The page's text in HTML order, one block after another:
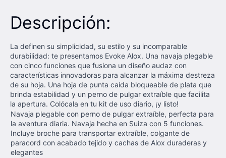
Descripción:
La definen su simplicidad, su estilo y su incomparable
durabilidad: te presentamos Evoke Alox. Una navaja plegable
con cinco funciones que fusiona un diseño audaz con
características innovadoras para alcanzar la máxima destreza
de su hoja. Una hoja de punta caída bloqueable de plata que
brinda estabilidad y un perno de pulgar extraíble que facilita
la apertura. Colócala en tu kit de uso diario, ¡y listo!
Navaja plegable con perno de pulgar extraíble, perfecta para
la aventura diaria. Navaja hecha en Suiza con 5 funciones.
Incluye broche para transportar extraíble, colgante de
paracord con acabado tejido y cachas de Alox duraderas y
elegantes